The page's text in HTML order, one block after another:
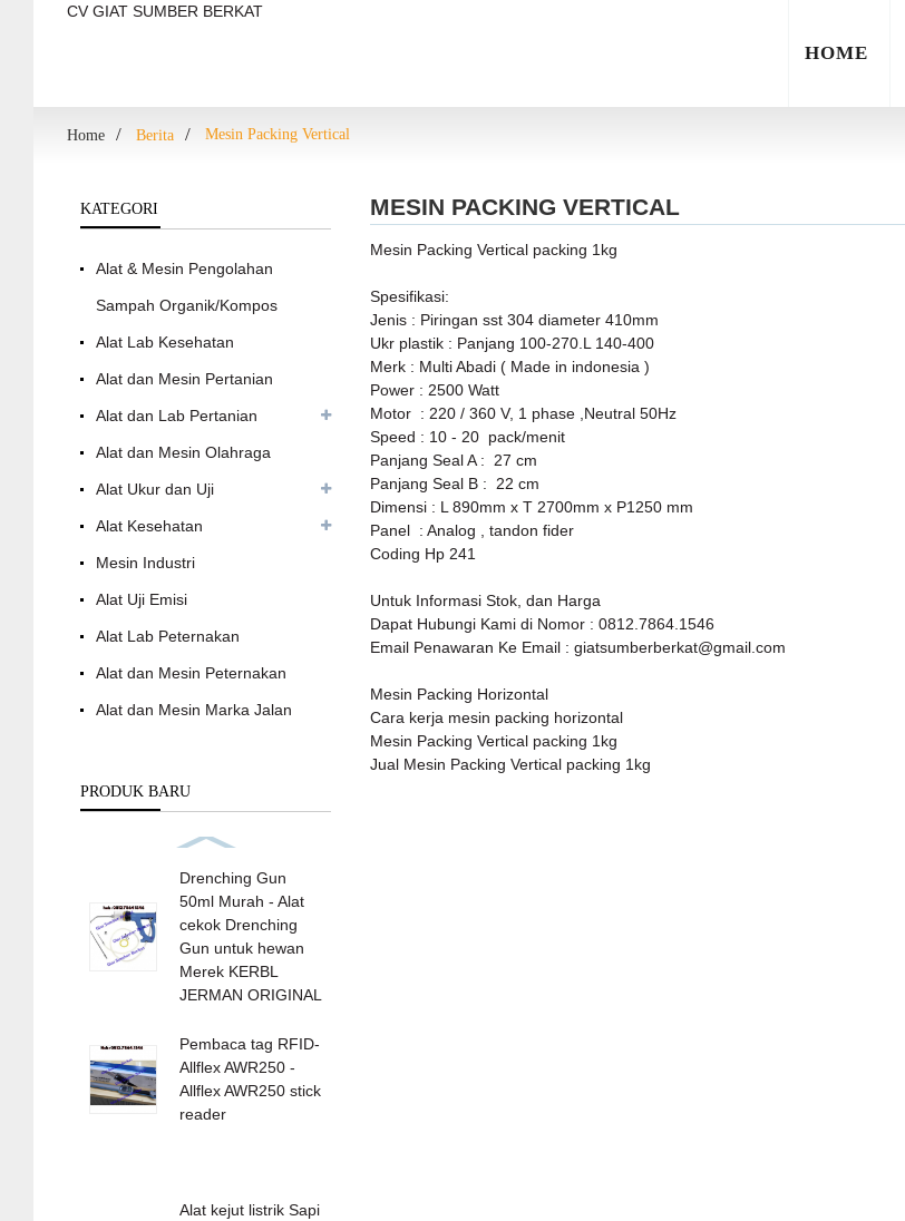
CV GIAT SUMBER BERKAT
HOME
Home Berita Mesin Packing Vertical
KATEGORI
Alat & Mesin Pengolahan
Sampah Organik/Kompos
Alat Lab Kesehatan
Alat dan Mesin Pertanian
Alat dan Lab Pertanian
Alat dan Mesin Olahraga
Alat Ukur dan Uji
Alat Kesehatan
Mesin Industri
Alat Uji Emisi
Alat Lab Peternakan
Alat dan Mesin Peternakan
Alat dan Mesin Marka Jalan
PRODUK BARU
Drenching Gun
50ml Murah - Alat
cekok Drenching
Gun untuk hewan
Merek KERBL
JERMAN ORIGINAL
Pembaca tag RFID-
Allflex AWR250 -
Allflex AWR250 stick
reader
Alat kejut listrik Sapi
MESIN PACKING VERTICAL
Mesin Packing Vertical packing 1kg
Spesifikasi:
Jenis : Piringan sst 304 diameter 410mm
Ukr plastik : Panjang 100-270.L 140-400
Merk : Multi Abadi ( Made in indonesia )
Power : 2500 Watt
Motor : 220 / 360 V, 1 phase ,Neutral 50Hz
Speed : 10 - 20 pack/menit
Panjang Seal A : 27 cm
Panjang Seal B : 22 cm
Dimensi : L 890mm x T 2700mm x P1250 mm
Panel : Analog , tandon fider
Coding Hp 241
Untuk Informasi Stok, dan Harga
Dapat Hubungi Kami di Nomor : 0812.7864.1546
Email Penawaran Ke Email : giatsumberberkat@gmail.com
Mesin Packing Horizontal
Cara kerja mesin packing horizontal
Mesin Packing Vertical packing 1kg
Jual Mesin Packing Vertical packing 1kg